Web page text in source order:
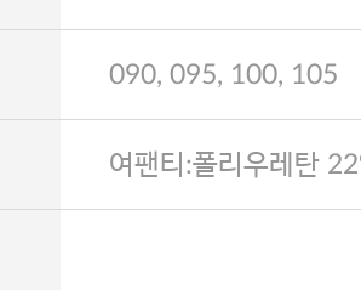
090, 095, 100, 105
여팬티:폴리우레탄